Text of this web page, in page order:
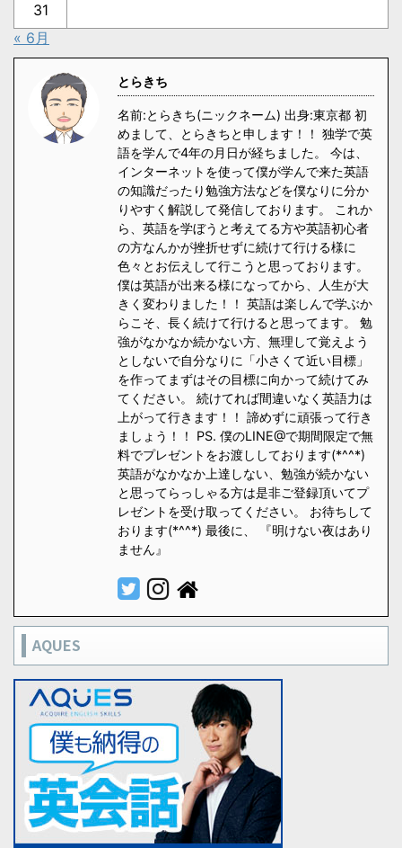
31
« 6月
とらきち
名前:とらきち(ニックネーム) 出身:東京都 初
めまして、とらきちと申します！！ 独学で英
語を学んで4年の月日が経ちました。 今は、
インターネットを使って僕が学んで来た英語
の知識だったり勉強方法などを僕なりに分か
りやすく解説して発信しております。 これか
ら、英語を学ぼうと考えてる方や英語初心者
の方なんかが挫折せずに続けて行ける様に
色々とお伝えして行こうと思っております。
僕は英語が出来る様になってから、人生が大
きく変わりました！！ 英語は楽しんで学ぶか
らこそ、長く続けて行けると思ってます。 勉
強がなかなか続かない方、無理して覚えよう
としないで自分なりに「小さくて近い目標」
を作ってまずはその目標に向かって続けてみ
てください。 続けてれば間違いなく英語力は
上がって行きます！！ 諦めずに頑張って行き
ましょう！！ PS. 僕のLINE@で期間限定で無
料でプレゼントをお渡ししております(*^^*)
英語がなかなか上達しない、勉強が続かない
と思ってらっしゃる方は是非ご登録頂いてプ
レゼントを受け取ってください。 お待ちして
おります(*^^*) 最後に、 『明けない夜はあり
ません』
AQUES